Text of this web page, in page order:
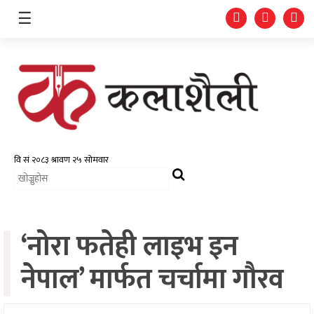
समाचार
भिडियो
फोटो
ग्यालरी
☰
‘नोरा फतेही लाइभ इन
नेपाल’ मार्फत चर्चामा गौरव